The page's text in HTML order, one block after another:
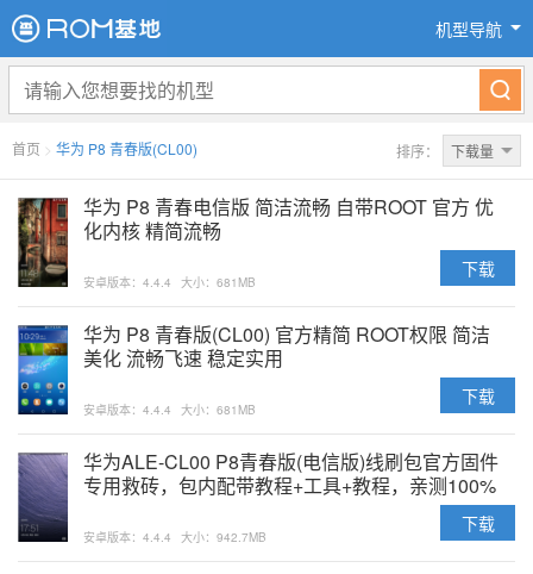
机型导航
首页 > 华为 P8 青春版(CL00) 排序： 下载量
华为 P8 青春电信版 简洁流畅 自带ROOT 官方 优
化内核 精简流畅
安卓版本：4.4.4 大小：681MB
下载
华为 P8 青春版(CL00) 官方精简 ROOT权限 简洁
美化 流畅飞速 稳定实用
安卓版本：4.4.4 大小：681MB
下载
华为ALE-CL00 P8青春版(电信版)线刷包官方固件
专用救砖，包内配带教程+工具+教程，亲测100%
安卓版本：4.4.4 大小：942.7MB
下载